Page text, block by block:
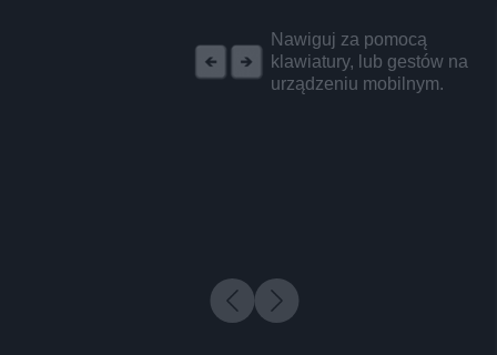
Nawiguj za pomocą
klawiatury, lub gestów na
urządzeniu mobilnym.